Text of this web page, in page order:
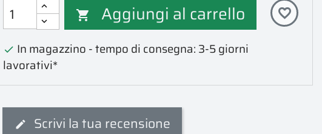
 Aggiungi al carrello favorite_border
 In magazzino - tempo di consegna: 3-5 giorni
lavorativi*
Scrivi la tua recensione